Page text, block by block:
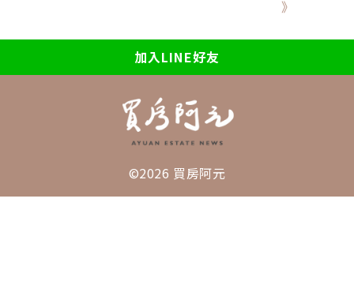
》
加入LINE好友
©2026 買房阿元